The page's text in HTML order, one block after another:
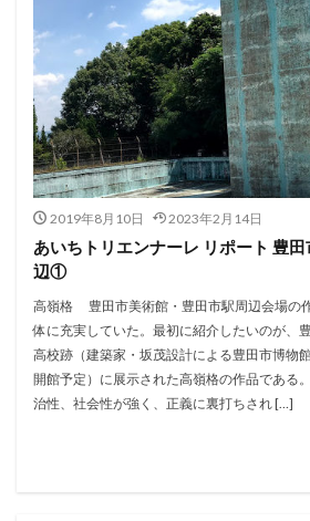
2019年8月10日 2023年2月14日
あいちトリエンナーレ リポート 豊
辺①
高嶺格 豊田市美術館・豊田市駅周辺会場の
体に充実していた。最初に紹介したいのが、
高校跡（建築家・坂茂設計による豊田市博物
開館予定）に展示された高嶺格の作品であ
治性、社会性が強く、正義に裏打ちされ […]